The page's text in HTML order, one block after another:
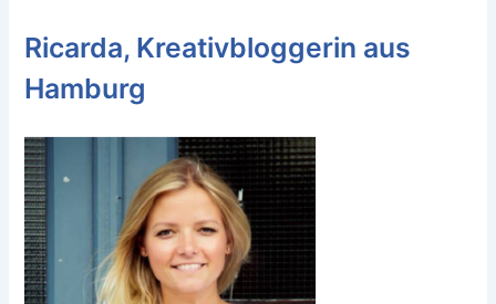
Ricarda, Kreativbloggerin aus
Hamburg